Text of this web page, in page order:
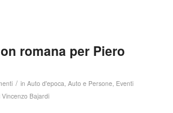
romana per Piero
/ in Auto d'epoca Auto e Persone, Eventi
Vincenzo Bajardi